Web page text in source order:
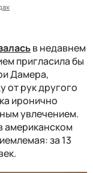
в недавнем
пригласила бы
Дамера,
от рук другого
иронично
увлечением.
американском
за 13